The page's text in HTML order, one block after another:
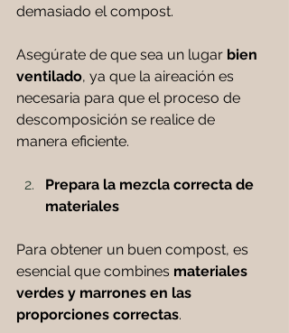
demasiado el compost.
Asegúrate de que sea un lugar bien
ventilado, ya que la aireación es
necesaria para que el proceso de
descomposición se realice de
manera eficiente.
Prepara la mezcla correcta de
materiales
Para obtener un buen compost, es
esencial que combines materiales
verdes y marrones en las
proporciones correctas.